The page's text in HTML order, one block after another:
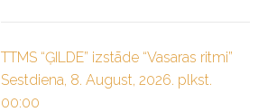
TTMS “ĢILDE” izstāde “Vasaras ritmi”
Sestdiena, 8. August, 2026. plkst.
00:00